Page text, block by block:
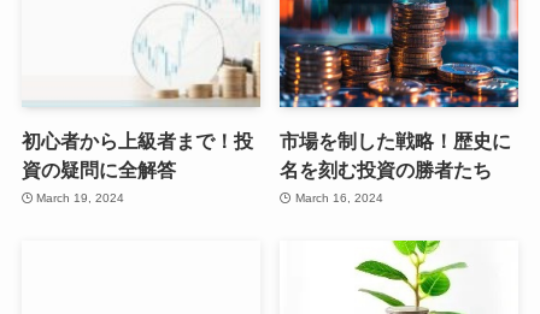
初心者から上級者まで！投
資の疑問に全解答
March 19, 2024
市場を制した戦略！歴史に
名を刻む投資の勝者たち
March 16, 2024